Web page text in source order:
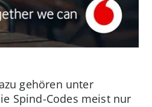
gehören unter
Spind-Codes meist nur